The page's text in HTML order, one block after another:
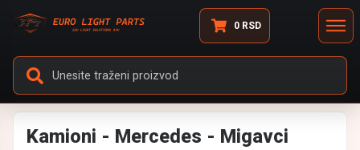
0 RSD
Kamioni - Mercedes - Migavci